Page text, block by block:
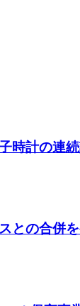
時計の連
との合併